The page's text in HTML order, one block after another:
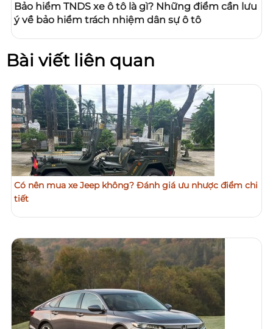
Bảo hiểm TNDS xe ô tô là gì? Những điểm cần lưu
ý về bảo hiểm trách nhiệm dân sự ô tô
Bài viết liên quan
Có nên mua xe Jeep không? Đánh giá ưu nhược điểm chi
tiết